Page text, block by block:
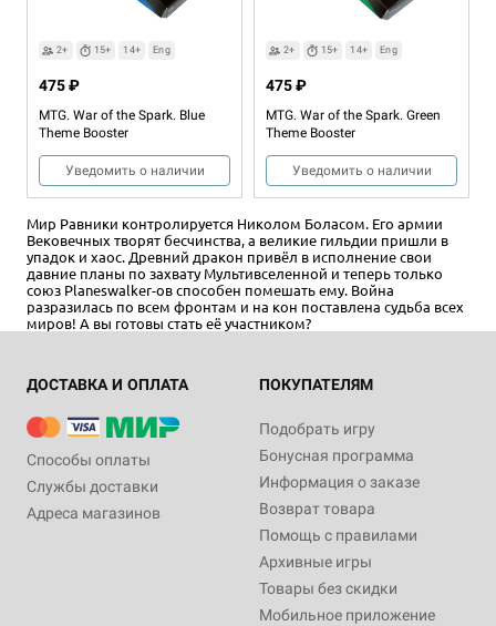
Уведомить о наличии
2+ 15+ 14+ Eng
MTG. War of the Spark. Blue
Theme Booster
475 ₽
Уведомить о наличии
2+ 15+ 14+ Eng
MTG. War of the Spark. Green
Theme Booster
475 ₽
Уведомить о наличии
2+ 15+ 14+ Eng
MTG. War of the Spark. Red
475 ₽
Уведомить о наличии
2+ 15+ 14+
MTG. War of the Spark. White
Theme Booster
1 отзыв
395 ₽
Уведомить о наличии
Мир Равники контролируется Николом Боласом. Его армии
Вековечных творят бесчинства, а великие гильдии пришли в
упадок и хаос. Древний дракон привёл в исполнение свои
давние планы по захвату Мультивселенной и теперь только
союз Planeswalker-ов способен помешать ему. Война
разразилась по всем фронтам и на кон поставлена судьба всех
миров! А вы готовы стать её участником?
ДОСТАВКА И ОПЛАТА
Способы оплаты
Службы доставки
Адреса магазинов
ПОКУПАТЕЛЯМ
Подобрать игру
Бонусная программа
Информация о заказе
Возврат товара
Помощь с правилами
Архивные игры
Товары без скидки
Мобильное приложение